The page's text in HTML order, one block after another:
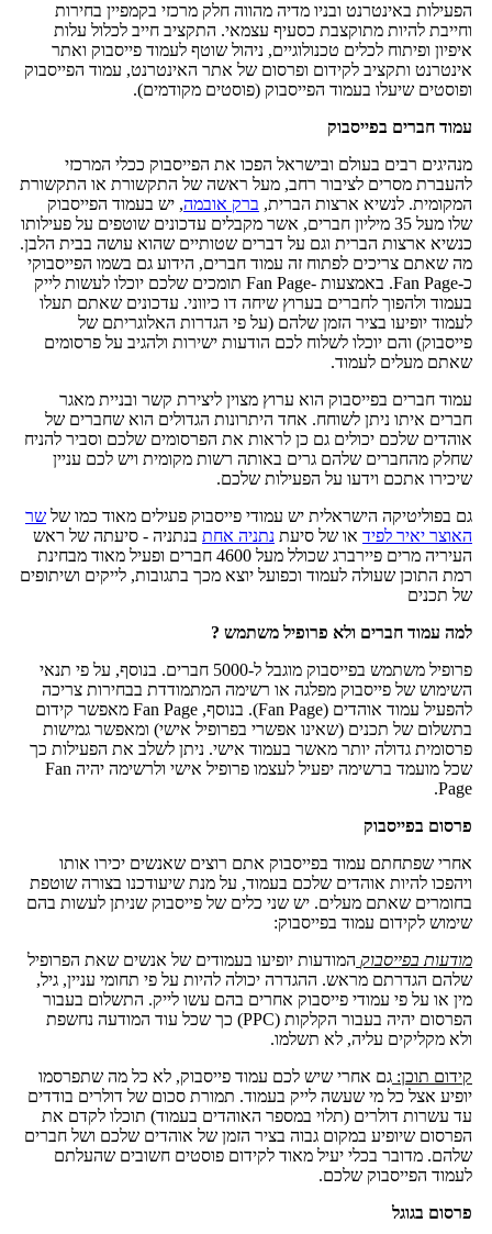
הפעילות באינטרנט ובניו מדיה מהווה חלק מרכזי בקמפיין בחירות
וחייבת להיות מתוקצבת כסעיף עצמאי. התקציב חייב לכלול עלות
איפיון ופיתוח לכלים טכנולוגיים, ניהול שוטף לעמוד פייסבוק ואתר
אינטרנט ותקציב לקידום ופרסום של אתר האינטרנט, עמוד הפייסבוק
ופוסטים שיעלו בעמוד הפייסבוק (פוסטים מקודמים).
עמוד חברים בפייסבוק
מנהיגים רבים בעולם ובישראל הפכו את הפייסבוק ככלי המרכזי
להעברת מסרים לציבור רחב, מעל ראשה של התקשורת או התקשורת
המקומית. לנשיא ארצות הברית, ברק אובמה, יש בעמוד הפייסבוק
שלו מעל 35 מיליון חברים, אשר מקבלים עדכונים שוטפים על פעילותו
כנשיא ארצות הברית וגם על דברים שטותיים שהוא עושה בבית הלבן.
מה שאתם צריכים לפתוח זה עמוד חברים, הידוע גם בשמו הפייסבוקי
כ-Fan Page. באמצעות -Fan Page תומכים שלכם יוכלו לעשות לייק
בעמוד ולהפוך לחברים בערוץ שיחה דו כיווני. עדכונים שאתם תעלו
לעמוד יופיעו בציר הזמן שלהם (על פי הגדרות האלוגריתם של
פייסבוק) והם יוכלו לשלוח לכם הודעות ישירות ולהגיב על פרסומים
שאתם מעלים לעמוד.
עמוד חברים בפייסבוק הוא ערוץ מצוין ליצירת קשר ובניית מאגר
חברים איתו ניתן לשוחח. אחד היתרונות הגדולים הוא שחברים של
אוהדים שלכם יכולים גם כן לראות את הפרסומים שלכם וסביר להניח
שחלק מהחברים שלהם גרים באותה רשות מקומית ויש לכם עניין
שיכירו אתכם וידעו על הפעילות שלכם.
גם בפוליטיקה הישראלית יש עמודי פייסבוק פעילים מאוד כמו של שר
האוצר יאיר לפיד או של סיעת נתניה אחת בנתניה - סיעתה של ראש
העיריה מרים פיירברג שכולל מעל 4600 חברים ופעיל מאוד מבחינת
רמת התוכן שעולה לעמוד וכפועל יוצא מכך בתגובות, לייקים ושיתופים
של תכנים
למה עמוד חברים ולא פרופיל משתמש ?
פרופיל משתמש בפייסבוק מוגבל ל-5000 חברים. בנוסף, על פי תנאי
השימוש של פייסבוק מפלגה או רשימה המתמודדת בבחירות צריכה
להפעיל עמוד אוהדים (Fan Page). בנוסף, Fan Page מאפשר קידום
בתשלום של תכנים (שאינו אפשרי בפרופיל אישי) ומאפשר גמישות
פרסומית גדולה יותר מאשר בעמוד אישי. ניתן לשלב את הפעילות כך
שכל מועמד ברשימה יפעיל לעצמו פרופיל אישי ולרשימה יהיה Fan
Page.
פרסום בפייסבוק
אחרי שפתחתם עמוד בפייסבוק אתם רוצים שאנשים יכירו אותו
ויהפכו להיות אוהדים שלכם בעמוד, על מנת שיעודכנו בצורה שוטפת
בחומרים שאתם מעלים. יש שני כלים של פייסבוק שניתן לעשות בהם
שימוש לקידום עמוד בפייסבוק:
מודעות בפייסבוק המודעות יופיעו בעמודים של אנשים שאת הפרופיל
שלהם הגדרתם מראש. ההגדרה יכולה להיות על פי תחומי עניין, גיל,
מין או על פי עמודי פייסבוק אחרים בהם עשו לייק. התשלום בעבור
הפרסום יהיה בעבור הקלקות (PPC) כך שכל עוד המודעה נחשפת
ולא מקליקים עליה, לא תשלמו.
קידום תוכן: גם אחרי שיש לכם עמוד פייסבוק, לא כל מה שתפרסמו
יופיע אצל כל מי שעשה לייק בעמוד. תמורת סכום של דולרים בודדים
עד עשרות דולרים (תלוי במספר האוהדים בעמוד) תוכלו לקדם את
הפרסום שיופיע במקום גבוה בציר הזמן של אוהדים שלכם ושל חברים
שלהם. מדובר בכלי יעיל מאוד לקידום פוסטים חשובים שהעלתם
לעמוד הפייסבוק שלכם.
פרסום בגוגל